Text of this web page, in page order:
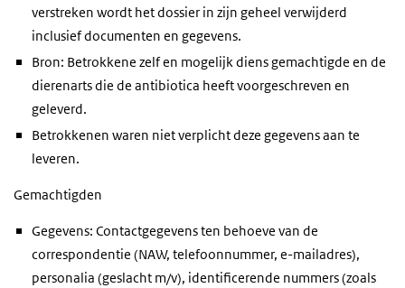
verstreken wordt het dossier in zijn geheel verwijderd
inclusief documenten en gegevens.
Bron: Betrokkene zelf en mogelijk diens gemachtigde en de
dierenarts die de antibiotica heeft voorgeschreven en
geleverd.
Betrokkenen waren niet verplicht deze gegevens aan te
leveren.
Gemachtigden
Gegevens: Contactgegevens ten behoeve van de
correspondentie (NAW, telefoonnummer, e-mailadres),
personalia (geslacht m/v), identificerende nummers (zoals